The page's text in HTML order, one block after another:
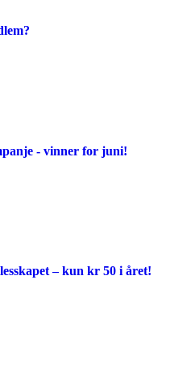
- vinner for juni!
– kun kr 50 i året!